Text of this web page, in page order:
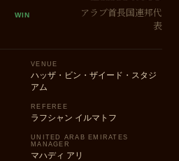
WIN
アラブ首長国連邦代
表
VENUE
ハッザ・ビン・ザイード・スタジ
アム
REFEREE
ラフシャン イルマトフ
UNITED ARAB EMIRATES
MANAGER
マハディ アリ